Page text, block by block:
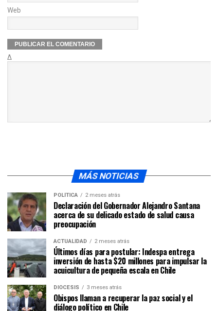
Web
Δ
MÁS NOTICIAS
POLÍTICA 2 meses atrás
Declaración del Gobernador Alejandro Santana
acerca de su delicado estado de salud causa
preocupación
ACTUALIDAD 2 meses atrás
Últimos días para postular: Indespa entrega
inversión de hasta $20 millones para impulsar la
acuicultura de pequeña escala en Chile
DIÓCESIS 3 meses atrás
Obispos llaman a recuperar la paz social y el
diálogo político en Chile